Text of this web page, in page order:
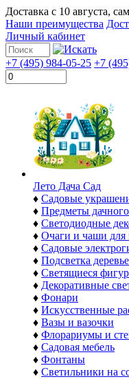
Доставка с 10 августа,
Наши преимущества
Личный кабинет
+7 (495) 984-05-25 +7
Лето Дача Сад
♦ Садовые
♦ Предметы
♦ Светодиодные
♦ Очаги и чаши для
♦ Садовые
♦ Подсветка
♦ Светящиеся
♦ Декоративные
♦ Фонари
♦ Искусственные
♦ Вазы и вазочки
♦ Флорариумы и
♦ Садовая мебель
♦ Фонтаны
♦ Светильники на